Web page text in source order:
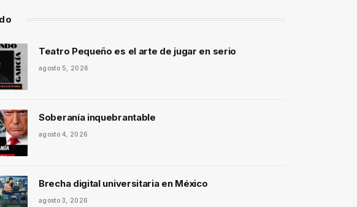
Teatro Pequeño es el arte de jugar en serio
agosto 5, 2026
Soberanía inquebrantable
agosto 4, 2026
Brecha digital universitaria en México
agosto 3, 2026